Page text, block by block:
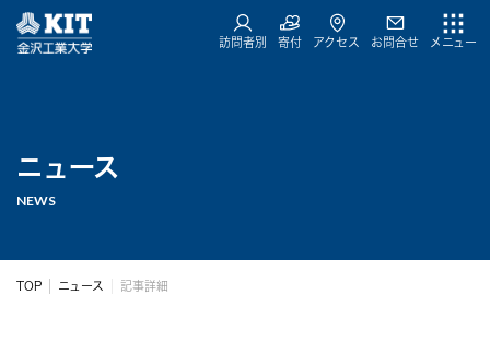
訪問者別 寄付 アクセス お問合せ メニュー
ニュース
NEWS
TOP ニュース 記事詳細